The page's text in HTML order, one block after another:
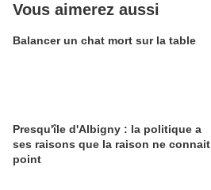
Vous aimerez aussi
Balancer un chat mort sur la table
Presqu'île d'Albigny : la politique a
ses raisons que la raison ne connait
point